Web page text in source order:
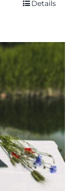
Details